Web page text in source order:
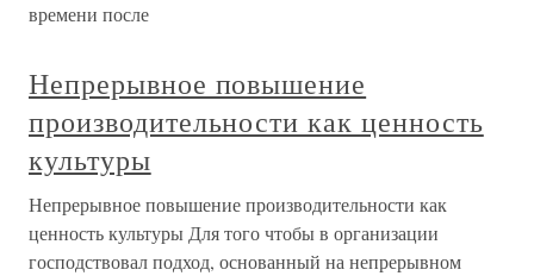
времени после
Непрерывное повышение
производительности как ценность
культуры
Непрерывное повышение производительности как
ценность культуры Для того чтобы в организации
господствовал подход, основанный на непрерывном